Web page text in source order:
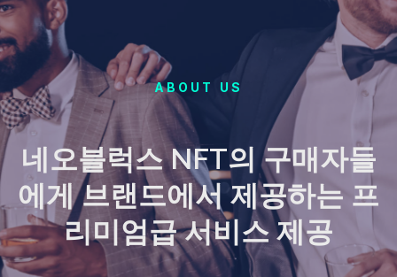
ABOUT US
네오블럭스 NFT의 구매자들
에게 브랜드에서 제공하는 프
리미엄급 서비스 제공